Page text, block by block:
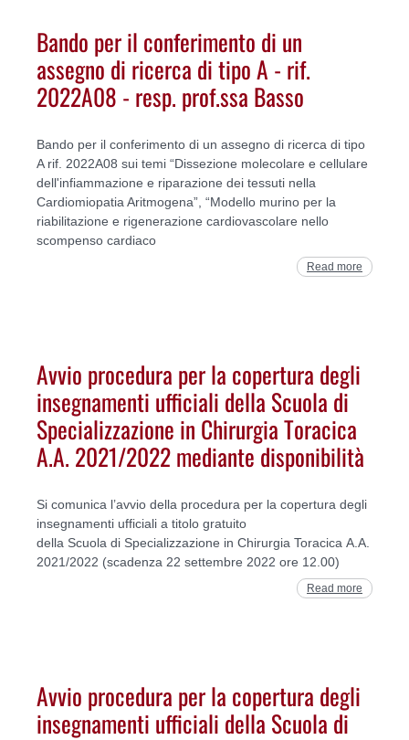
Bando per il conferimento di un
assegno di ricerca di tipo A - rif.
2022A08 - resp. prof.ssa Basso
Bando per il conferimento di un assegno di ricerca di tipo
A rif. 2022A08 sui temi “Dissezione molecolare e cellulare
dell'infiammazione e riparazione dei tessuti nella
Cardiomiopatia Aritmogena”, “Modello murino per la
riabilitazione e rigenerazione cardiovascolare nello
scompenso cardiaco
Read more
Avvio procedura per la copertura degli
insegnamenti ufficiali della Scuola di
Specializzazione in Chirurgia Toracica
A.A. 2021/2022 mediante disponibilità
Si comunica l’avvio della procedura per la copertura degli
insegnamenti ufficiali a titolo gratuito
della Scuola di Specializzazione in Chirurgia Toracica A.A.
2021/2022 (scadenza 22 settembre 2022 ore 12.00)
Read more
Avvio procedura per la copertura degli
insegnamenti ufficiali della Scuola di